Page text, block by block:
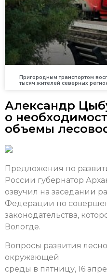
Пригородным транспортом
тысяч жителей северных
Александр
о
объемы
Предложения по
России губернатор
озвучил на заседании
Федерации по
законодательства,
Вологде.
Вопросы развития
окружающей
среды в пятницу, 16